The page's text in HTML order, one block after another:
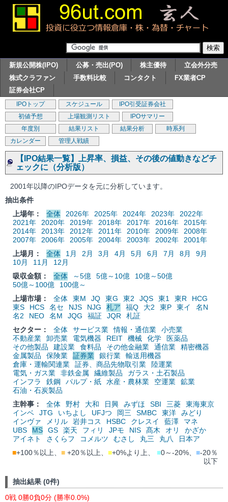
新規公開株(IPO) 公募・売出(PO) 株主優待
立会外分売
株式クラファン
手数料比較 コンタクト
FX業者CP
証券会社CP
IPOトップ スケジュール
IPO引受証券会社
初値予想
上場観測リスト
IPOサマリー
年度別
結果リスト 結果分析
時系列
カレンダー
管理人戦績
【IPO結果一覧】上昇率、損益、その後の値動きなどチ
ェックに（分析版）
2001年以降のIPOデータを元に分析しています。
抽出条件
上場年：
全体 2026年 2025年 2024年 2023年
2022年
2021年
2020年 2019年 2018年 2017年 2016年
2015年
2014年
2013年 2012年 2011年 2010年 2009年
2008年
2007年
2006年 2005年 2004年 2003年 2002年
2001年
上場月：
全体 1月 2月 3月 4月 5月 6月 7月 8月
9月
10月
11月
12月
吸収金額：
全体 ～5億 5億～10億
10億～50億
50億～100億
100億～
上場市場：
全体 東M JQ 東G 東2 JQS 東1 東R
HCG
東S
HCS 名セ NJS NJG 札ア 福Q 大2 東P 東イ
名N
名2
NEO 名M JQG 福証 JQR
札証
セクター：
全体 サービス業 情報・通信業
小売業
不動産業
卸売業 電気機器 REIT 機械 化学
医薬品
その他製品
建設業 食料品 その他金融業 通信業
精密機器
金属製品
保険業 証券業 銀行業
輸送用機器
倉庫・運輸関連業
証券、商品先物取引業
陸運業
電気・ガス業
非鉄金属 繊維製品
ガラス・土石製品
インフラ
鉄鋼 パルプ・紙 水産・農林業 空運業
鉱業
石油・石炭製品
主幹事：
全体 野村 大和 日興 みずほ SBI 三菱
東海東京
インベ
JTG いちよし UFJつ 岡三 SMBC 東洋
みどり
インヴァ
メリル 岩井コス HSBC クレスイ 藍澤
マネ
UBS
MS GS 楽天 フィリ JPモ NIS 髙木 オリ
かざか
アイネト
さくらフ コメルツ むさし 丸三 丸八
日本ア
■+100％以上、 ■ +20％以上、 ■+0%より上、 ■0～-20%、 ■-20％
以下
抽出結果 (0件)
0戦 0勝0負0分 (勝率0.0%)